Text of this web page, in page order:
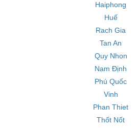
Haiphong
Huế
Rach Gia
Tan An
Quy Nhon
Nam Định
Phú Quốc
Vinh
Phan Thiet
Thốt Nốt